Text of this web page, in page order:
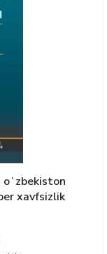
xavfsizlik